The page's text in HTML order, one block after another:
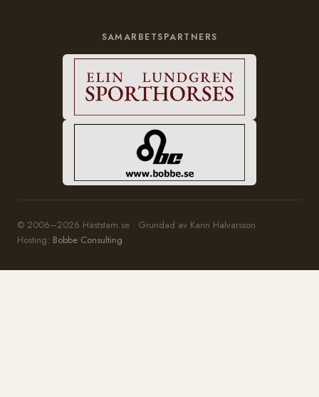
SAMARBETSPARTNERS
© 2006–2026 Häststam.se · Grundad av Karin Halvarsson
Hosting: Bobbe Consulting